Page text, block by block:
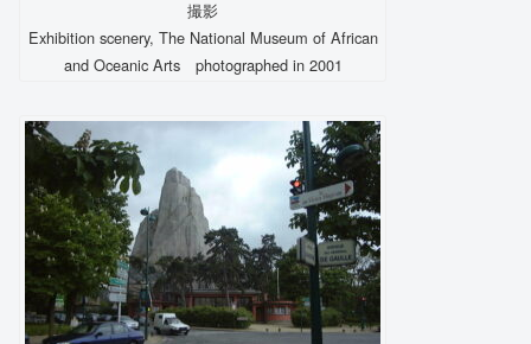
撮影
Exhibition scenery, The National Museum of African
and Oceanic Arts photographed in 2001